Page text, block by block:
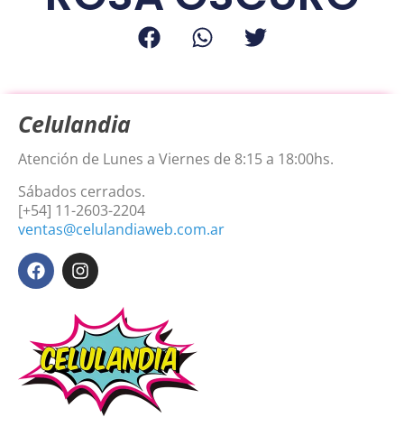
Celulandia
Atención de Lunes a Viernes de 8:15 a 18:00hs.
Sábados cerrados.
[+54] 11-2603-2204
ventas@celulandiaweb.com.ar